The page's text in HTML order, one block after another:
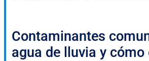
Contaminantes
agua de lluvia y